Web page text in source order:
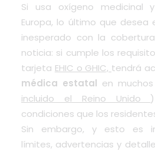
Si usa oxígeno medicinal
Europa, lo último que
inesperado con la
noticia: si cumple los
tarjeta EHIC o GHIC, tendrá
médica estatal en
incluido el Reino Unido
condiciones que los
Sin embargo, y esto es
límites, advertencias y